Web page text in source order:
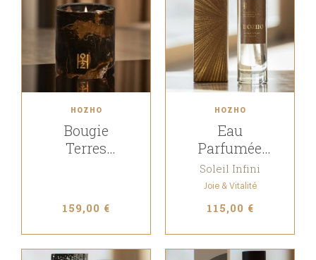
HOZHO
Bougie
Terres
159,00 €
HOZHO
Eau
Parfumée
pour le corps
Soleil Infini
Joie & Vitalité
115,00 €